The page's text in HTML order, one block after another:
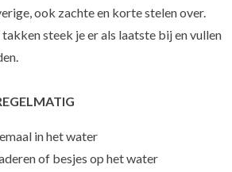
ook zachte en korte stelen over.
steek je er als laatste bij en vullen
in het water
of besjes op het water